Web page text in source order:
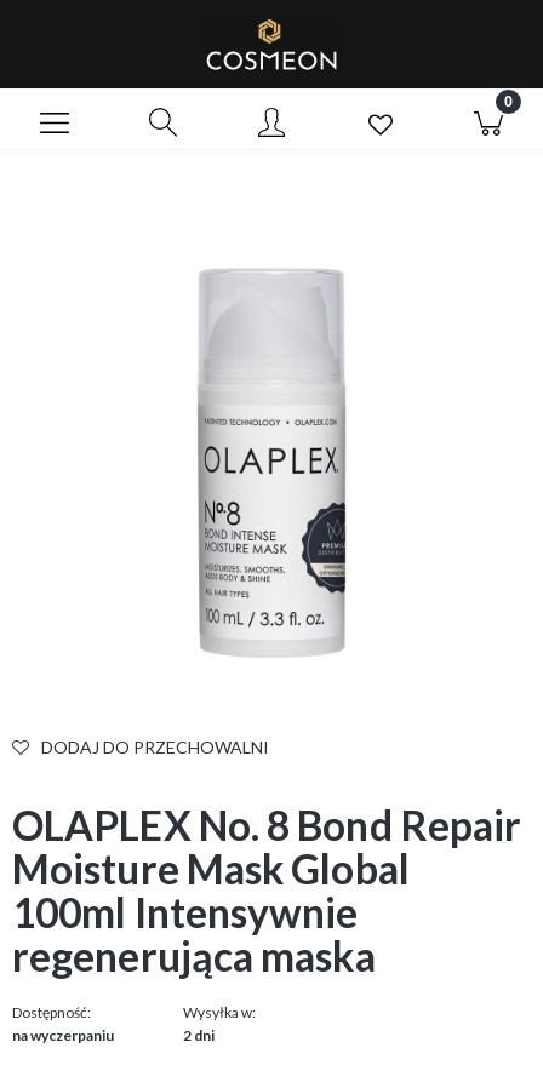
DODAJ DO PRZECHOWALNI
OLAPLEX No. 8 Bond Repair
Moisture Mask Global
100ml Intensywnie
regenerująca maska
Dostępność:
na wyczerpaniu
Wysyłka w:
2 dni